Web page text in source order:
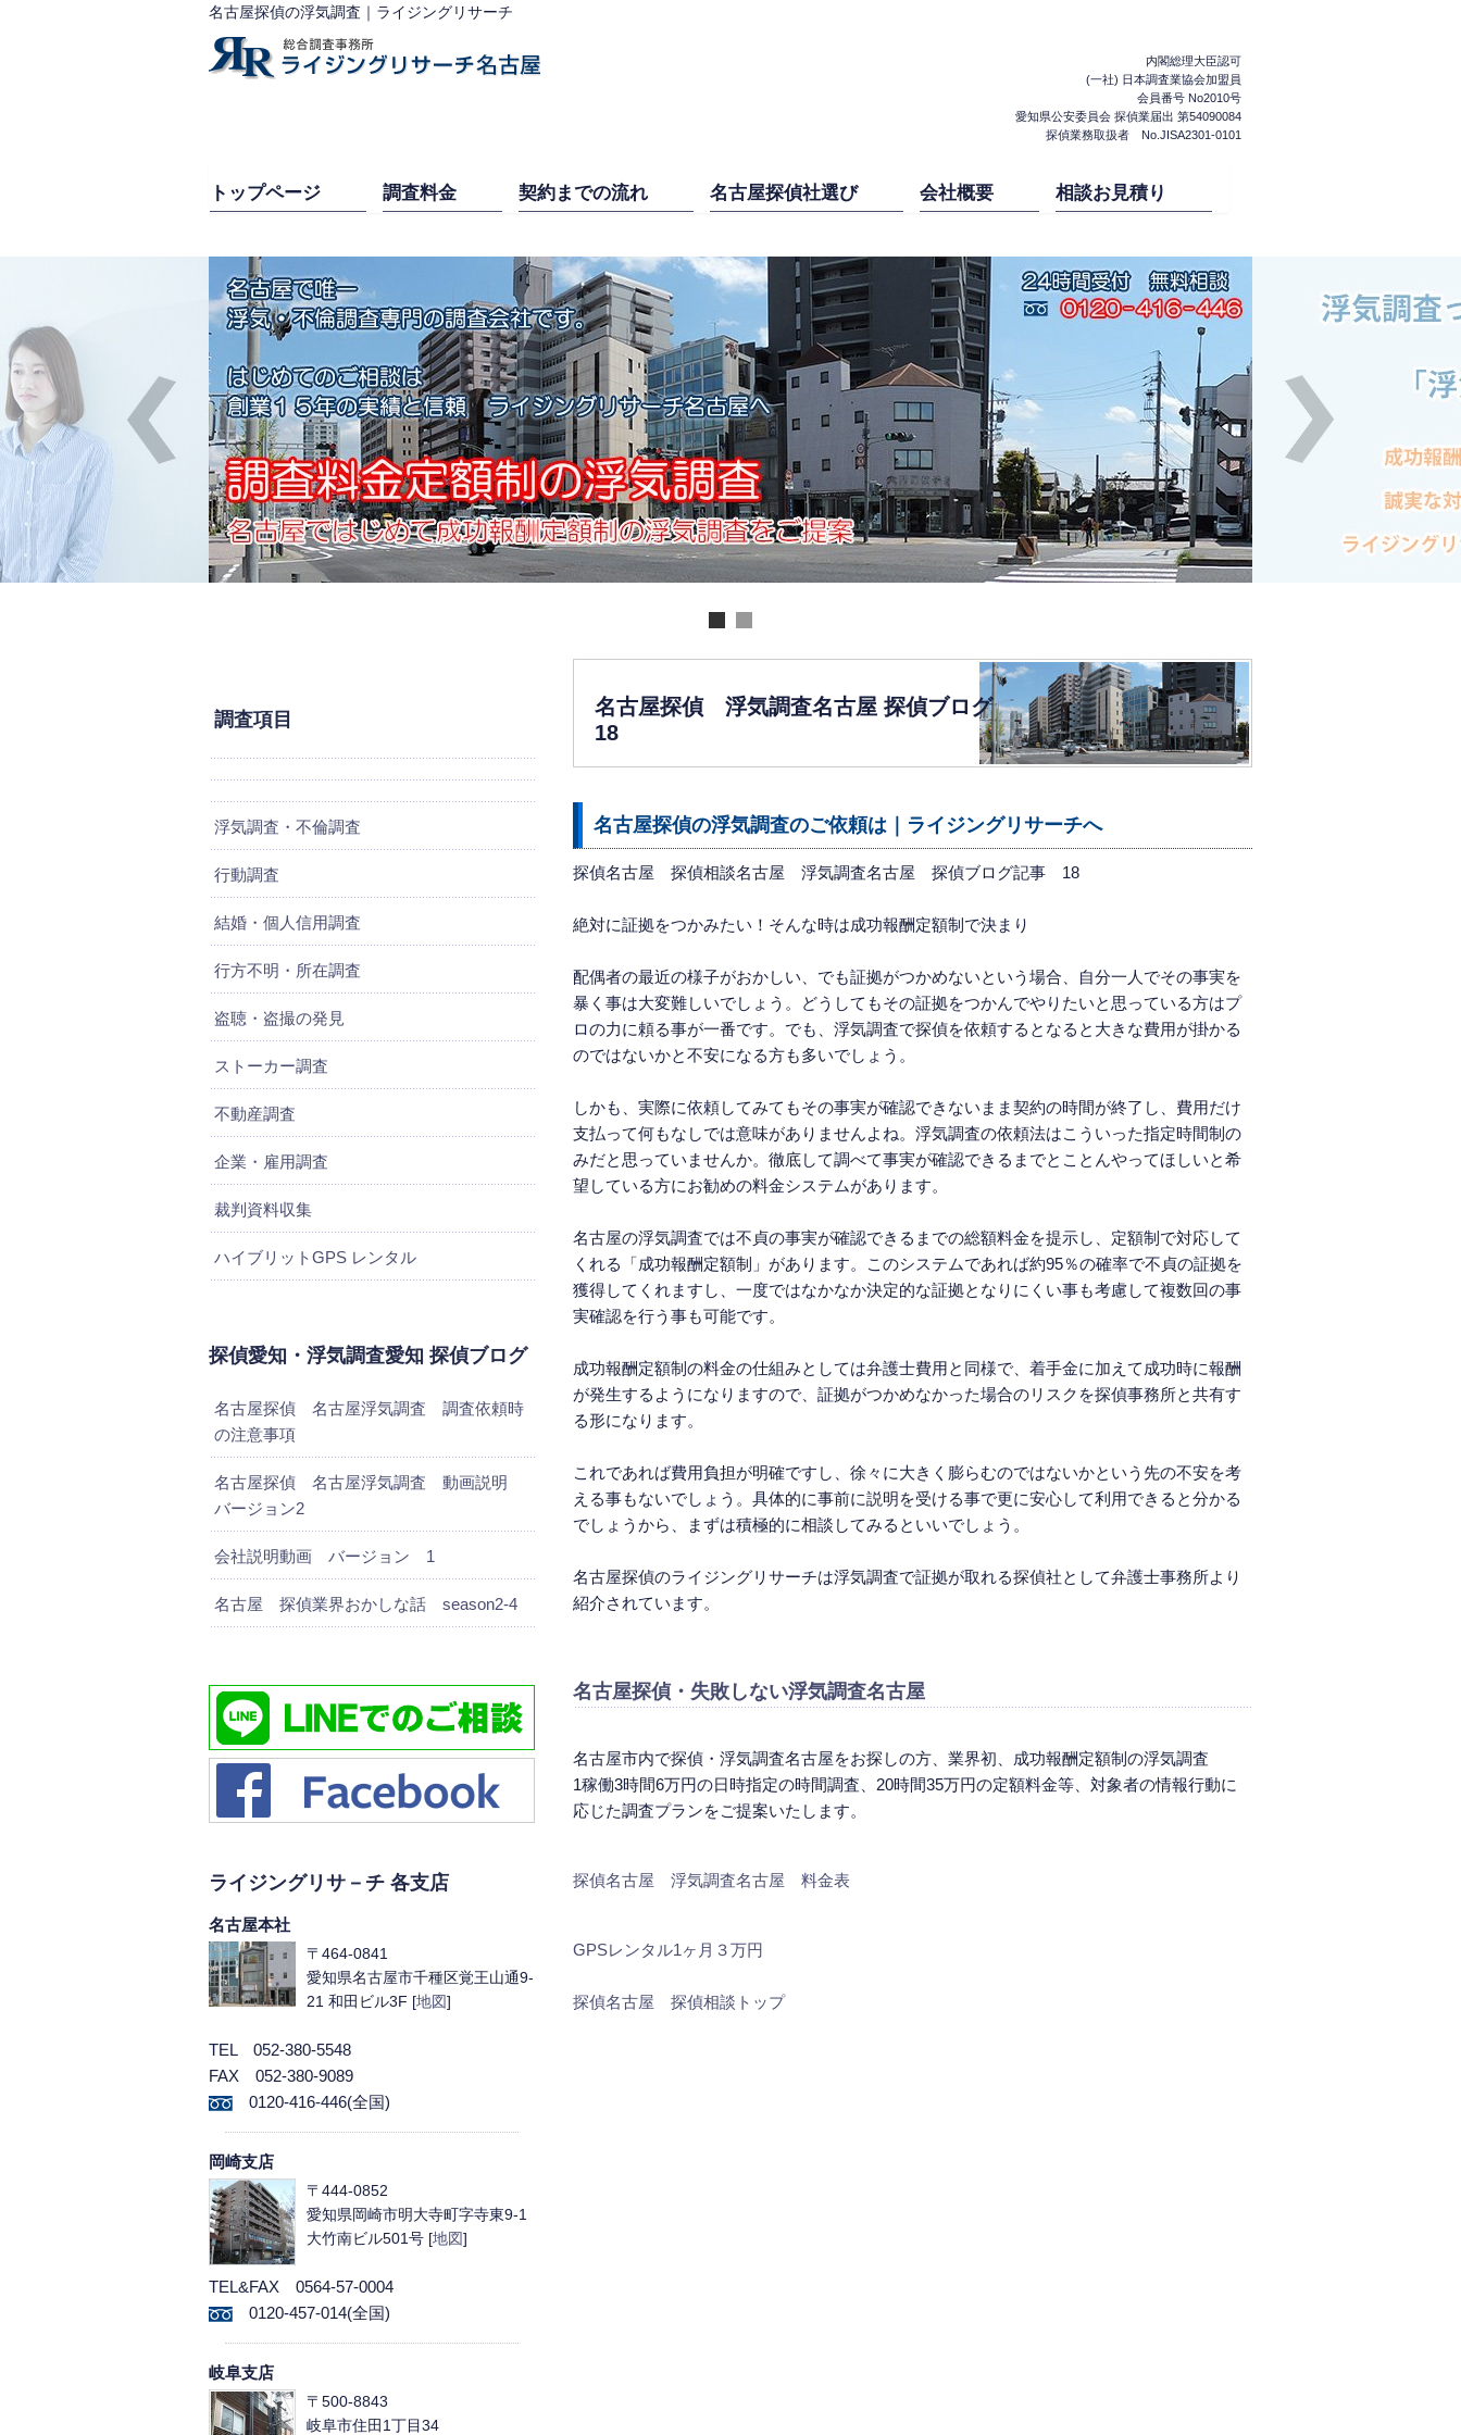
名古屋探偵の浮気調査｜ライジングリサーチ
内閣総理大臣認可
(一社) 日本調査業協会加盟員
会員番号 No2010号
愛知県公安委員会 探偵業届出 第54090084
探偵業務取扱者 No.JISA2301-0101
トップページ 調査料金 契約までの流れ 名古屋探偵社選び 会社概要 相談お見積り
名古屋探偵 浮気調査名古屋 探偵ブログ
18
名古屋探偵の浮気調査のご依頼は｜ライジングリサーチへ
探偵名古屋 探偵相談名古屋 浮気調査名古屋 探偵ブログ記事 18
絶対に証拠をつかみたい！そんな時は成功報酬定額制で決まり
配偶者の最近の様子がおかしい、でも証拠がつかめないという場合、自分一人でその事実を
暴く事は大変難しいでしょう。どうしてもその証拠をつかんでやりたいと思っている方はプ
ロの力に頼る事が一番です。でも、浮気調査で探偵を依頼するとなると大きな費用が掛かる
のではないかと不安になる方も多いでしょう。
しかも、実際に依頼してみてもその事実が確認できないまま契約の時間が終了し、費用だけ
支払って何もなしでは意味がありませんよね。浮気調査の依頼法はこういった指定時間制の
みだと思っていませんか。徹底して調べて事実が確認できるまでとことんやってほしいと希
望している方にお勧めの料金システムがあります。
名古屋の浮気調査では不貞の事実が確認できるまでの総額料金を提示し、定額制で対応して
くれる「成功報酬定額制」があります。このシステムであれば約95％の確率で不貞の証拠を
獲得してくれますし、一度ではなかなか決定的な証拠となりにくい事も考慮して複数回の事
実確認を行う事も可能です。
成功報酬定額制の料金の仕組みとしては弁護士費用と同様で、着手金に加えて成功時に報酬
が発生するようになりますので、証拠がつかめなかった場合のリスクを探偵事務所と共有す
る形になります。
これであれば費用負担が明確ですし、徐々に大きく膨らむのではないかという先の不安を考
える事もないでしょう。具体的に事前に説明を受ける事で更に安心して利用できると分かる
でしょうから、まずは積極的に相談してみるといいでしょう。
名古屋探偵のライジングリサーチは浮気調査で証拠が取れる探偵社として弁護士事務所より
紹介されています。
名古屋探偵・失敗しない浮気調査名古屋
名古屋市内で探偵・浮気調査名古屋をお探しの方、業界初、成功報酬定額制の浮気調査
1稼働3時間6万円の日時指定の時間調査、20時間35万円の定額料金等、対象者の情報行動に
応じた調査プランをご提案いたします。
探偵名古屋 浮気調査名古屋 料金表
GPSレンタル1ヶ月３万円
探偵名古屋 探偵相談トップ
調査項目
浮気調査・不倫調査
行動調査
結婚・個人信用調査
行方不明・所在調査
盗聴・盗撮の発見
ストーカー調査
不動産調査
企業・雇用調査
裁判資料収集
ハイブリットGPS レンタル
探偵愛知・浮気調査愛知 探偵ブログ
名古屋探偵 名古屋浮気調査 調査依頼時
の注意事項
名古屋探偵 名古屋浮気調査 動画説明
バージョン2
会社説明動画 バージョン 1
名古屋 探偵業界おかしな話 season2-4
ライジングリサ－チ 各支店
名古屋本社
〒464-0841
愛知県名古屋市千種区覚王山通9-
21 和田ビル3F [地図]
TEL 052-380-5548
FAX 052-380-9089
0120-416-446(全国)
岡崎支店
〒444-0852
愛知県岡崎市明大寺町字寺東9-1
大竹南ビル501号 [地図]
TEL&FAX 0564-57-0004
0120-457-014(全国)
岐阜支店
〒500-8843
岐阜市住田1丁目34